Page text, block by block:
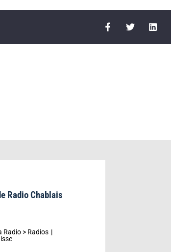
Radio Chablais
Radio> Radios